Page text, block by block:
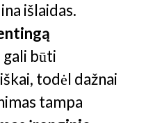
išlaidas.
gali būti
todėl dažnai
tampa